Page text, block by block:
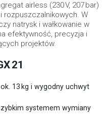
airless (230 V, 207 bar)
rozpuszczalnikowych. W
natrysk i wałkowanie w
efektywność, precyzja i
projektów.
21
13 kg i wygodny uchwyt
systemem wymiany